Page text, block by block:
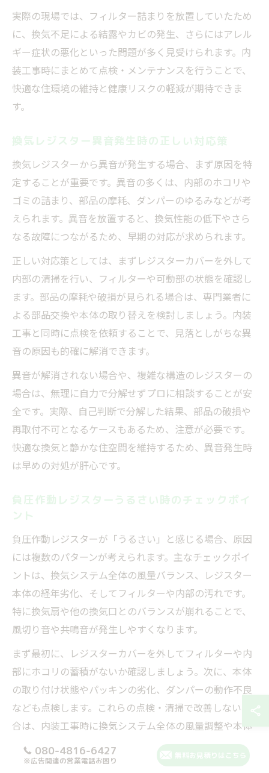
実際の現場では、フィルター詰まりを放置していたため
に、換気不足による結露やカビの発生、さらにはアレル
ギー症状の悪化といった問題が多く見受けられます。内
装工事時にまとめて点検・メンテナンスを行うことで、
快適な住環境の維持と健康リスクの軽減が期待できま
す。
換気レジスター異音発生時の正しい対応策
換気レジスターから異音が発生する場合、まず原因を特
定することが重要です。異音の多くは、内部のホコリや
ゴミの詰まり、部品の摩耗、ダンパーのゆるみなどが考
えられます。異音を放置すると、換気性能の低下やさら
なる故障につながるため、早期の対応が求められます。
正しい対応策としては、まずレジスターカバーを外して
内部の清掃を行い、フィルターや可動部の状態を確認し
ます。部品の摩耗や破損が見られる場合は、専門業者に
よる部品交換や本体の取り替えを検討しましょう。内装
工事と同時に点検を依頼することで、見落としがちな異
音の原因も的確に解消できます。
異音が解消されない場合や、複雑な構造のレジスターの
場合は、無理に自力で分解せずプロに相談することが安
全です。実際、自己判断で分解した結果、部品の破損や
再取付不可となるケースもあるため、注意が必要です。
快適な換気と静かな住空間を維持するため、異音発生時
は早めの対処が肝心です。
負圧作動レジスターうるさい時のチェックポイ
ント
負圧作動レジスターが「うるさい」と感じる場合、原因
には複数のパターンが考えられます。主なチェックポイ
ントは、換気システム全体の風量バランス、レジスター
本体の経年劣化、そしてフィルターや内部の汚れです。
特に換気扇や他の換気口とのバランスが崩れることで、
風切り音や共鳴音が発生しやすくなります。
まず最初に、レジスターカバーを外してフィルターや内
部にホコリの蓄積がないか確認しましょう。次に、本体
の取り付け状態やパッキンの劣化、ダンパーの動作不良
なども点検します。これらの点検・清掃で改善しない場
合は、内装工事時に換気システム全体の風量調整や本体
交換を検討するのが効果的です。
また、マンションや高気密住宅では、住戸ごとの換気設
080-4816-6427
※広告関連の営業電話お困り
無料お見積りはこちら